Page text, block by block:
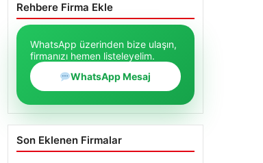
Rehbere Firma Ekle
WhatsApp üzerinden bize ulaşın,
firmanızı hemen listeleyelim.
WhatsApp Mesaj
Son Eklenen Firmalar